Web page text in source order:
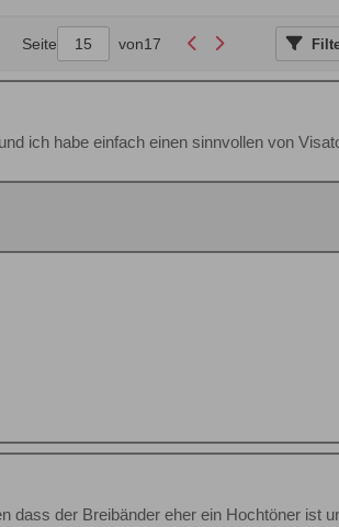
Seite von17
ich habe einfach einen sinnvollen von
dass der Breibänder eher ein Hochtöner ist